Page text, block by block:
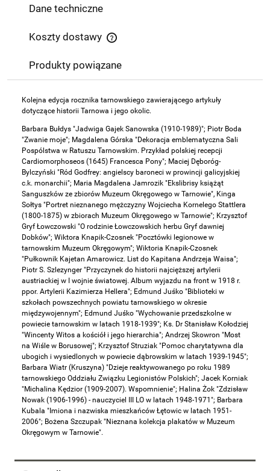
Dane techniczne
Koszty dostawy
Cena nie zawiera ewentualnych kosztów płatności
Produkty powiązane
Kolejna edycja rocznika tarnowskiego zawierającego artykuły
dotyczące historii Tarnowa i jego okolic.
Barbara Bułdys "Jadwiga Gajek Sanowska (1910-1989)"; Piotr Boda
"Zwanie moje"; Magdalena Górska "Dekoracja emblematyczna Sali
Pospólstwa w Ratuszu Tarnowskim. Przykład polskiej recepcji
Cardiomorphoseos (1645) Francesca Pony"; Maciej Dęboróg-
Bylczyński "Ród Godfrey: angielscy baroneci w prowincji galicyjskiej
c.k. monarchii"; Maria Magdalena Jamrozik "Ekslibrisy książąt
Sanguszków ze zbiorów Muzeum Okręgowego w Tarnowie", Kinga
Sołtys "Portret nieznanego mężczyzny Wojciecha Kornelego Stattlera
(1800-1875) w zbiorach Muzeum Okręgowego w Tarnowie"; Krzysztof
Gryf Łowczowski "O rodzinie Łowczowskich herbu Gryf dawniej
Dobków"; Wiktora Knapik-Czosnek "Pocztówki legionowe w
tarnowskim Muzeum Okręgowym"; Wiktoria Knapik-Czosnek
"Pułkownik Kajetan Amarowicz. List do Kapitana Andrzeja Waisa";
Piotr S. Szlezynger "Przyczynek do historii najcięższej artylerii
austriackiej w I wojnie światowej. Album wyjazdu na front w 1918 r.
ppor. Artylerii Kazimierza Hellera"; Edmund Juśko "Biblioteki w
szkołach powszechnych powiatu tarnowskiego w okresie
międzywojennym"; Edmund Juśko "Wychowanie przedszkolne w
powiecie tarnowskim w latach 1918-1939"; Ks. Dr Stanisław Kołodziej
"Wincenty Witos a kościół i jego hierarchia"; Andrzej Skowron "Most
na Wiśle w Borusowej"; Krzysztof Struziak "Pomoc charytatywna dla
ubogich i wysiedlonych w powiecie dąbrowskim w latach 1939-1945";
Barbara Wiatr (Kruszyna) "Dzieje reaktywowanego po roku 1989
tarnowskiego Oddziału Związku Legionistów Polskich"; Jacek Korniak
"Michalina Kędzior (1909-2007). Wspomnienie"; Halina Żok "Zdzisław
Nowak (1906-1996) - nauczyciel III LO w latach 1948-1971"; Barbara
Kubala "Imiona i nazwiska mieszkańców Łętowic w latach 1951-
2006"; Bożena Szczupak "Nieznana kolekcja plakatów w Muzeum
Okręgowym w Tarnowie".